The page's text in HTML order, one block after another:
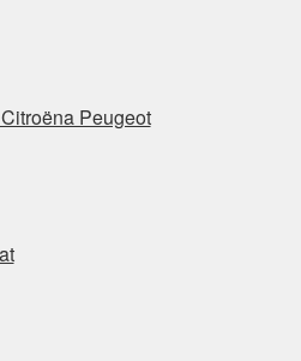
Peugeot